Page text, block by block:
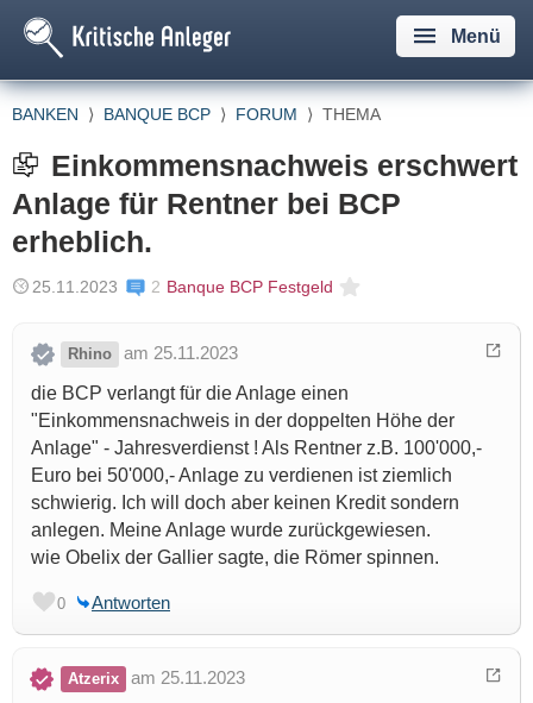
Menü
BANKEN ⟩ BANQUE BCP ⟩ FORUM ⟩ THEMA
Einkommensnachweis erschwert
Anlage für Rentner bei BCP
erheblich.
25.11.2023 2 Banque BCP Festgeld
Rhino
am 25.11.2023
die BCP verlangt für die Anlage einen
"Einkommensnachweis in der doppelten Höhe der
Anlage" - Jahresverdienst ! Als Rentner z.B. 100'000,-
Euro bei 50'000,- Anlage zu verdienen ist ziemlich
schwierig. Ich will doch aber keinen Kredit sondern
anlegen. Meine Anlage wurde zurückgewiesen.
wie Obelix der Gallier sagte, die Römer spinnen.
0 Antworten
Atzerix
am 25.11.2023